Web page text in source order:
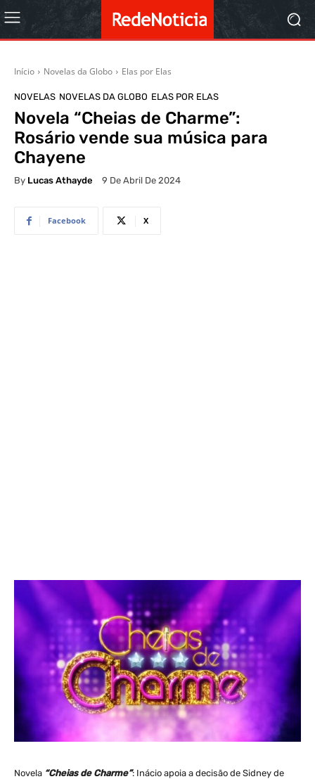
Início Novelas da Globo Elas por Elas
NOVELAS NOVELAS DA GLOBO ELAS POR ELAS
Novela “Cheias de Charme”:
Rosário vende sua música para
Chayene
By Lucas Athayde 9 De Abril De 2024
Facebook X
Novela “Cheias de Charme”: Inácio apoia a decisão de Sidney de